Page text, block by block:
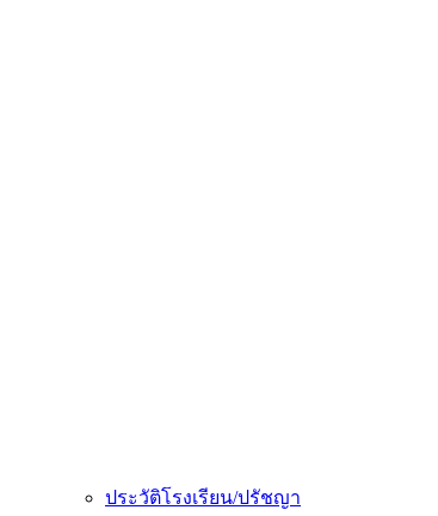
ประวัติโรงเรียน/ปรัชญา